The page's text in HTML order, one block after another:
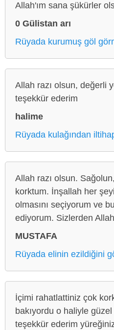
Allah'ım sana şükürler
0 Gülistan arı
Rüyada kurumuş göl
Allah razı olsun, değerli
teşekkür ederim
halime
Rüyada kulağından
Allah razı olsun.
korktum. İnşallah her
olmasını seçiyorum ve
ediyorum. Sizlerden
MUSTAFA
Rüyada elinin ezildiğini
İçimi rahatlattiniz çok
bakıyordu o haliyle
teşekkür ederim